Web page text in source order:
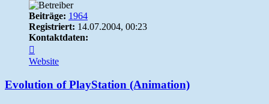
Beiträge: 1964
Registriert: 14.07.2004, 00:23
Kontaktdaten:
von
Dölli
Website
Evolution of PlayStation (Animation)